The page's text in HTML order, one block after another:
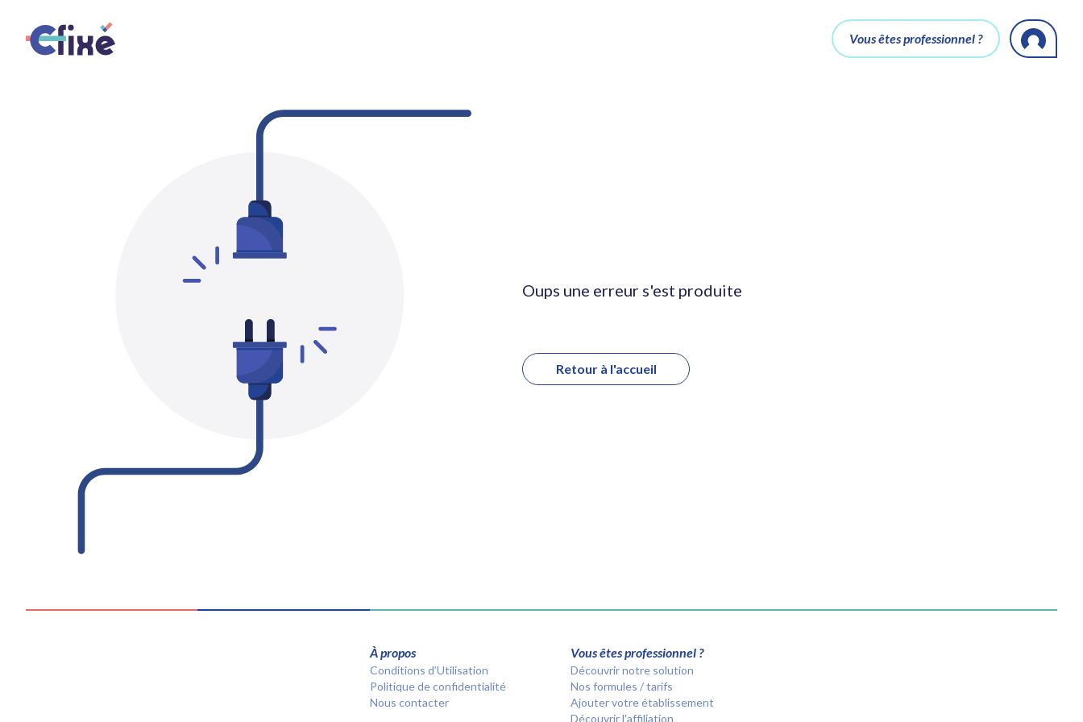
Vous êtes professionnel ?
Oups une erreur s'est produite
Retour à l'accueil
À propos
Conditions d’Utilisation
Politique de confidentialité
Nous contacter
Vous êtes professionnel ?
Découvrir notre solution
Nos formules / tarifs
Ajouter votre établissement
Découvrir l'affiliation